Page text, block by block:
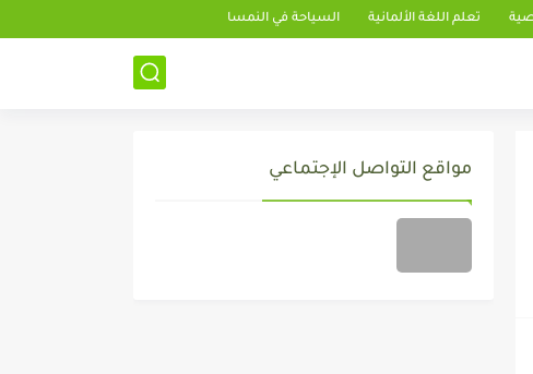
تعلم اللغة الألمانية السياحة في النمسا
مواقع التواصل الإجتماعي